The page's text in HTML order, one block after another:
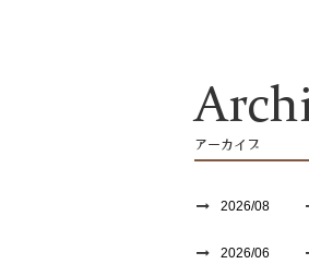
アーカイブ
2026/08
2026/06